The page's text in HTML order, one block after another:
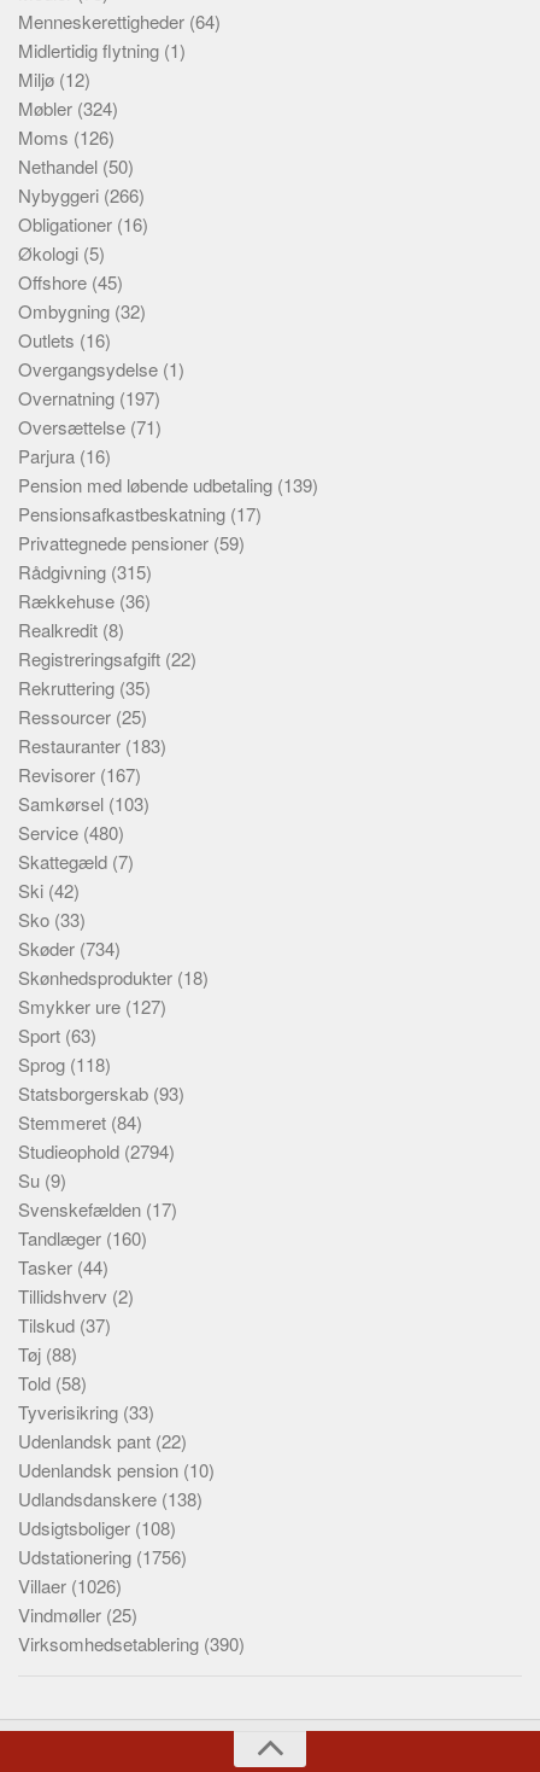
Menneskerettigheder (64)
Midlertidig flytning (1)
Miljø (12)
Møbler (324)
Moms (126)
Nethandel (50)
Nybyggeri (266)
Obligationer (16)
Økologi (5)
Offshore (45)
Ombygning (32)
Outlets (16)
Overgangsydelse (1)
Overnatning (197)
Oversættelse (71)
Parjura (16)
Pension med løbende udbetaling (139)
Pensionsafkastbeskatning (17)
Privattegnede pensioner (59)
Rådgivning (315)
Rækkehuse (36)
Realkredit (8)
Registreringsafgift (22)
Rekruttering (35)
Ressourcer (25)
Restauranter (183)
Revisorer (167)
Samkørsel (103)
Service (480)
Skattegæld (7)
Ski (42)
Sko (33)
Skøder (734)
Skønhedsprodukter (18)
Smykker ure (127)
Sport (63)
Sprog (118)
Statsborgerskab (93)
Stemmeret (84)
Studieophold (2794)
Su (9)
Svenskefælden (17)
Tandlæger (160)
Tasker (44)
Tillidshverv (2)
Tilskud (37)
Tøj (88)
Told (58)
Tyverisikring (33)
Udenlandsk pant (22)
Udenlandsk pension (10)
Udlandsdanskere (138)
Udsigtsboliger (108)
Udstationering (1756)
Villaer (1026)
Vindmøller (25)
Virksomhedsetablering (390)